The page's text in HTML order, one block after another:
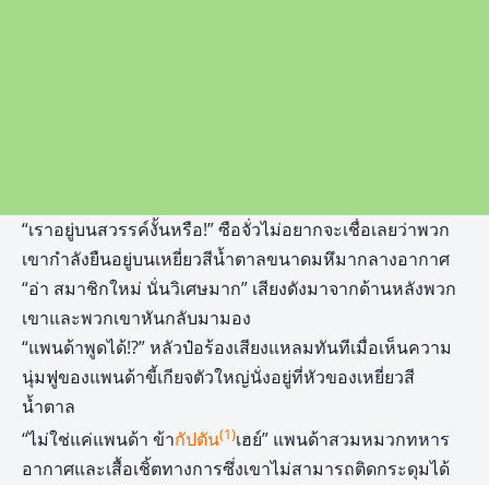
“เราอยู่บนสวรรค์งั้นหรือ!” ซือจั่วไม่อยากจะเชื่อเลยว่าพวก
เขากำลังยืนอยู่บนเหยี่ยวสีน้ำตาลขนาดมหึมากลางอากาศ
“อ่า สมาชิกใหม่ นั่นวิเศษมาก” เสียงดังมาจากด้านหลังพวก
เขาและพวกเขาหันกลับมามอง
“แพนด้าพูดได้!?” หลัวป๋อร้องเสียงแหลมทันทีเมื่อเห็นความ
นุ่มฟูของแพนด้าขี้เกียจตัวใหญ่นั่งอยู่ที่หัวของเหยี่ยวสี
น้ำตาล
“ไม่ใช่แค่แพนด้า ข้ากัปตัน(1)เฮย์” แพนด้าสวมหมวกทหาร
อากาศและเสื้อเชิ้ตทางการซึ่งเขาไม่สามารถติดกระดุมได้